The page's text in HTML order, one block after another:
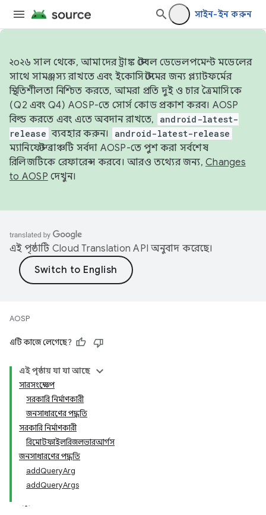
সাইন-ইন করুন
২০২৬ সাল থেকে, আমাদের ট্রাঙ্ক স্টেবল ডেভেলপমেন্ট মডেলের
সাথে সামঞ্জস্য রাখতে এবং ইকোসিস্টেমের জন্য প্ল্যাটফর্মের
স্থিতিশীলতা নিশ্চিত করতে, আমরা প্রতি দুই ও চার ত্রৈমাসিকে
(Q2 এবং Q4) AOSP-তে সোর্স কোড প্রকাশ করব। AOSP
বিল্ড করতে এবং এতে অবদান রাখতে,
android-latest-
release ব্যবহার করুন। android-latest-release
ম্যানিফেস্ট ব্রাঞ্চটি সর্বদা AOSP-তে পুশ করা সর্বশেষ
রিলিজটিকে রেফারেন্স করবে। আরও তথ্যের জন্য, Changes
to AOSP দেখুন।
এই পৃষ্ঠাটি Cloud Translation API অনুবাদ করেছে।
AOSP
এটি কাজে লেগেছে?
এই পৃষ্ঠায় যা যা আছে
সারসংক্ষেপ
সরকারি নির্মাণকারী
জনসাধারণের পদ্ধতি
সরকারি নির্মাণকারী
রিমোটফাইলরিজলভারআর্গস
জনসাধারণের পদ্ধতি
addQueryArg
addQueryArgs